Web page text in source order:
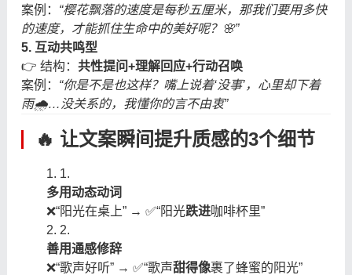
案例： “樱花飘落的速度是每秒五厘米，那我们要用多快
的速度，才能抓住生命中的美好呢？🌸”
5. 互动共鸣型
👉 结构： 共性提问+理解回应+行动召唤
案例： “你是不是也这样？嘴上说着‘没事’，心里却下着
雨🌧️…没关系的，我懂你的言不由衷”
🔥 让文案瞬间提升质感的3个细节
1.
多用动态动词
❌“阳光在桌上” → ✅“阳光跌进咖啡杯里”
2.
善用通感修辞
❌“歌声好听” → ✅“歌声甜得像裹了蜂蜜的阳光”